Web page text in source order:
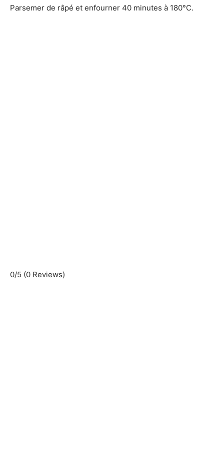
Parsemer de râpé et enfourner 40 minutes à 180°C.
0/5 (0 Reviews)